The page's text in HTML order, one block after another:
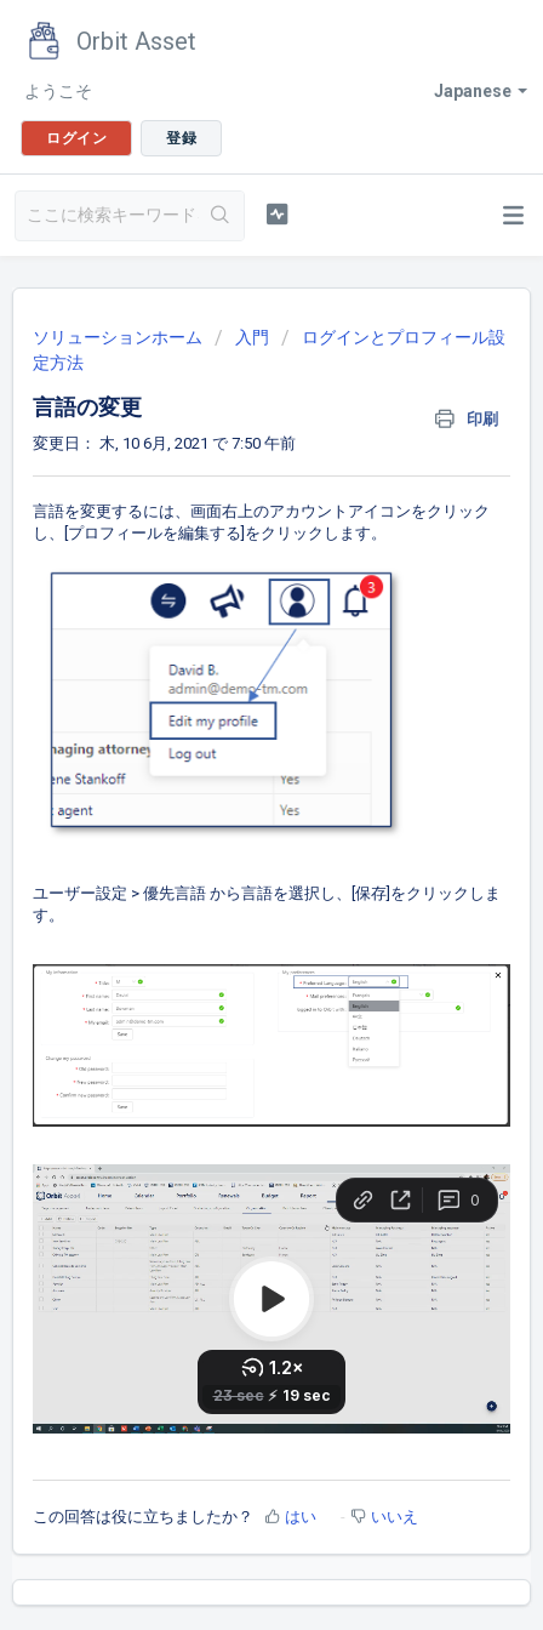
Orbit Asset
Japanese
ようこそ
ログイン 登録
ソリューションホーム 入門
ログインとプロフィール設
定方法
言語の変更
印刷
変更日： 木, 10 6月, 2021 で 7:50 午前
言語を変更するには、 画面右上のアカウントアイコンをクリック
し、[プロフィールを編集する]をクリックします。
ユーザー設定 > 優先言語 から言語を選択し、[保存]をクリックしま
す。
この回答は役に立ちましたか？ はい いいえ